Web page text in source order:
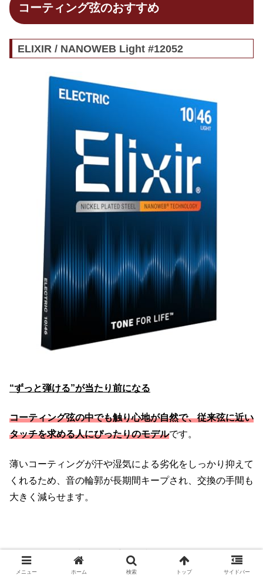
コーティング弦のおすすめ
ELIXIR / NANOWEB Light #12052
“ずっと弾ける”が当たり前になる
コーティング弦の中でも触り心地が自然で、従来弦に近い
タッチを求める人にぴったりのモデルです。
薄いコーティングが汗や湿気による劣化をしっかり抑えて
くれるため、音の輪郭が長期間キープされ、交換の手間も
大きく減らせます。
使っている人の中には、手汗で弦がすぐ錆びてしまうタイ
プでも数週間〜数ヶ月は安定して使えているという声も多
メニュー ホーム 検索 トップ サイドバー